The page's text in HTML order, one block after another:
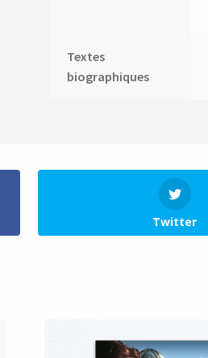
Textes
biographiques
Twitter